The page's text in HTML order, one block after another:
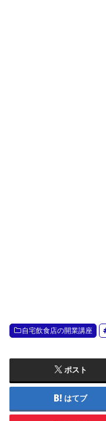
自宅飲食店の開業講座
ポスト
はてブ